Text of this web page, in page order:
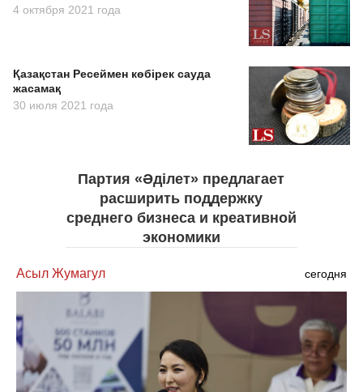
4 октября 2021 года
Қазақстан Ресеймен көбірек сауда
жасамақ
30 июля 2021 года
Партия «Әділет» предлагает
расширить поддержку
среднего бизнеса и креативной
экономики
Асыл Жумагул сегодня